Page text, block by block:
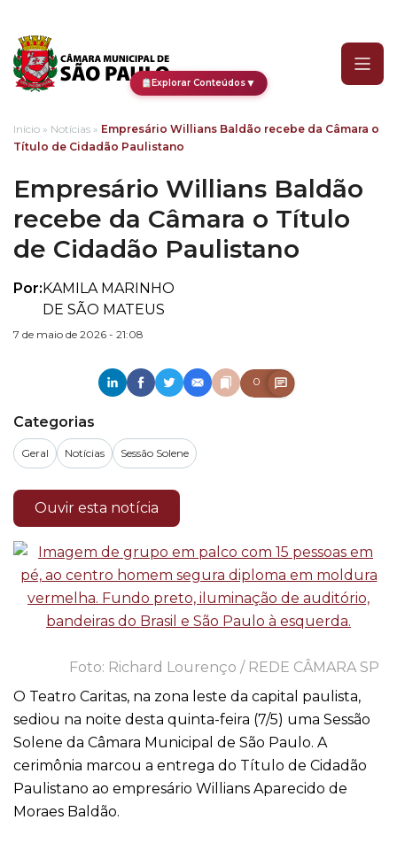
Explorar Conteúdos▼
Início » Notícias » Empresário Willians Baldão recebe da Câmara o
Título de Cidadão Paulistano
Empresário Willians Baldão
recebe da Câmara o Título
de Cidadão Paulistano
Por:KAMILA MARINHO
DE SÃO MATEUS
7 de maio de 2026 - 21:08
0
Categorias
Geral Notícias Sessão Solene
Ouvir esta notícia
Richard Lourenço / REDE CÂMARA SP
O Teatro Caritas, na zona leste da capital paulista,
sediou na noite desta quinta-feira (7/5) uma Sessão
Solene da Câmara Municipal de São Paulo. A
cerimônia marcou a entrega do Título de Cidadão
Paulistano ao empresário Willians Aparecido de
Moraes Baldão.